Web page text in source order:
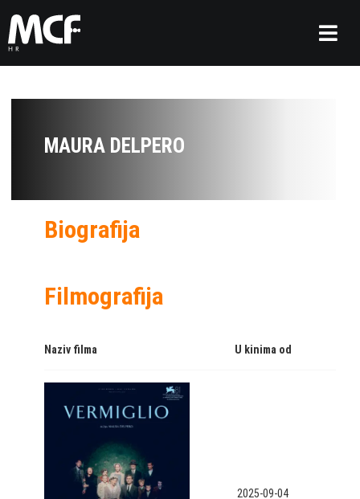
MAURA DELPERO
Biografija
Filmografija
Naziv filma U kinima od
2025-09-04